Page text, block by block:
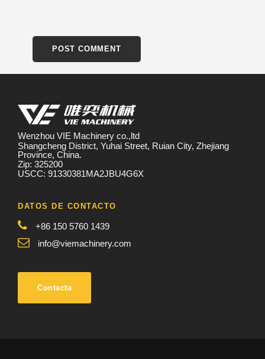
Wenzhou VIE Machinery co.,ltd
Shangcheng District, Yuhai Street, Ruian City, Zhejiang
Province, China.
Zip: 325200
USCC: 91330381MA2JBU4G6X
DATOS DE CONTACTO
+86 150 5760 1439
info@viemachinery.com
Contacta